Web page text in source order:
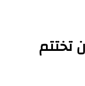
تختتم